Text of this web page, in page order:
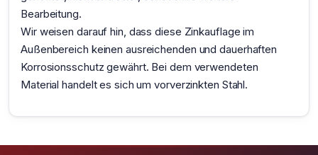
Bearbeitung.
Wir weisen darauf hin, dass diese Zinkauflage im
Außenbereich keinen ausreichenden und dauerhaften
Korrosionsschutz gewährt. Bei dem verwendeten
Material handelt es sich um vorverzinkten Stahl.